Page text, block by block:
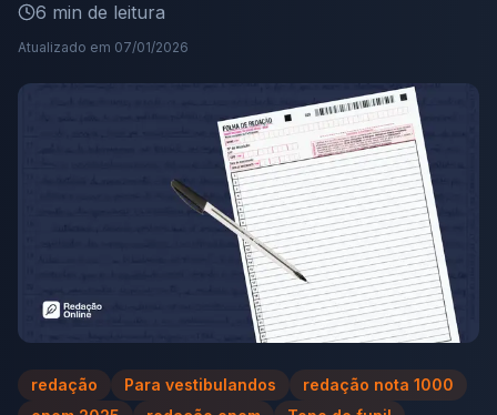
6 min de leitura
Atualizado em 07/01/2026
redação Para vestibulandos
redação nota 1000